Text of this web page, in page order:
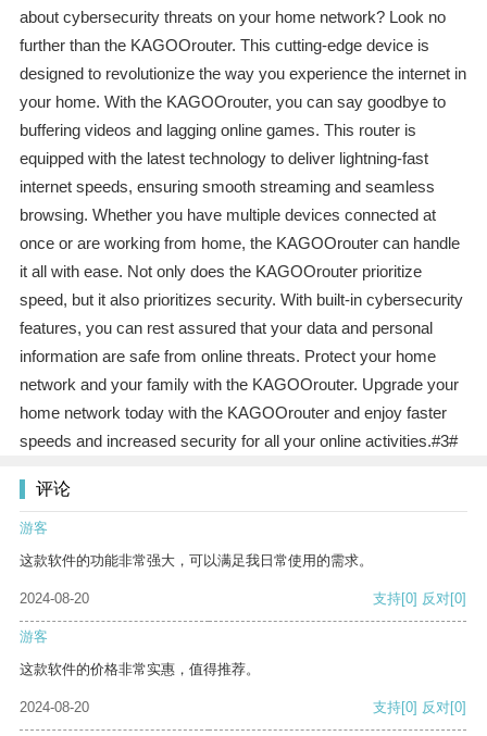
about cybersecurity threats on your home network? Look no
further than the KAGOOrouter. This cutting-edge device is
designed to revolutionize the way you experience the internet in
your home. With the KAGOOrouter, you can say goodbye to
buffering videos and lagging online games. This router is
equipped with the latest technology to deliver lightning-fast
internet speeds, ensuring smooth streaming and seamless
browsing. Whether you have multiple devices connected at
once or are working from home, the KAGOOrouter can handle
it all with ease. Not only does the KAGOOrouter prioritize
speed, but it also prioritizes security. With built-in cybersecurity
features, you can rest assured that your data and personal
information are safe from online threats. Protect your home
network and your family with the KAGOOrouter. Upgrade your
home network today with the KAGOOrouter and enjoy faster
speeds and increased security for all your online activities.#3#
评论
游客
这款软件的功能非常强大，可以满足我日常使用的需求。
2024-08-20 支持[0] 反对[0]
游客
这款软件的价格非常实惠，值得推荐。
2024-08-20 支持[0] 反对[0]